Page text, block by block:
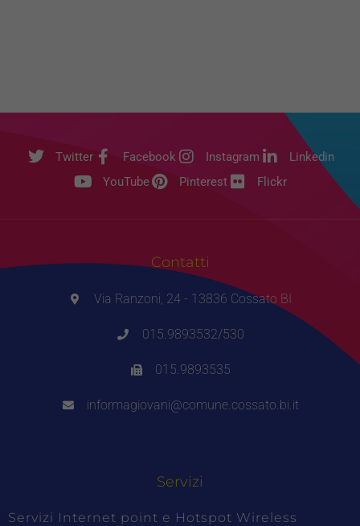
Twitter Facebook Instagram
Linkedin
YouTube
Pinterest Flickr
Contatti
Via Ranzoni, 24 - 13836 Cossato BI
015.9893532/530
015.9893535
informagiovani@comune.cossato.bi.it
Servizi
Servizi Internet point e Hotspot Wireless